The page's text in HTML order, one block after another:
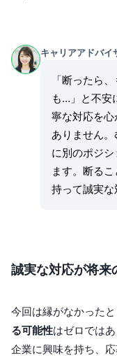
キャリアアドバイ
「断ったら
も…」と不安
寧な対応を
ありません
に別のポジ
ます。断る
持って誠実な
誠実な対応が将来
今回は縁がなかった
る可能性はゼロでは
企業に興味を持ち、